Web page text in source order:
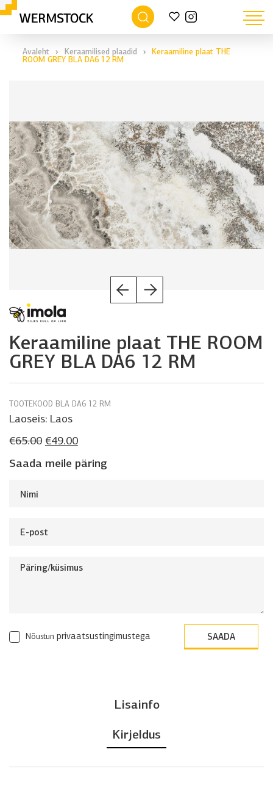
Avaleht › Keraamilised plaadid ›
Keraamiline plaat THE
ROOM GREY BLA DA6 12 RM
TOOTEKOOD BLA DA6 12 RM
Laoseis: Laos
Keraamiline plaat THE ROOM
GREY BLA DA6 12 RM
€65.00 Algne
oli:
€65.00.
€49.00Praegune
on:
€49.00.
Saada meile päring
Nõustunprivaatsustingimustega
Kirjeldus
Lisainfo